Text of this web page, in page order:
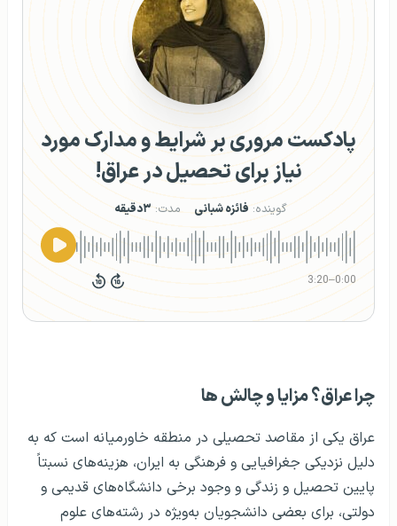
پادکست مروری بر شرایط و مدارک مورد
نیاز برای تحصیل در عراق!
گوینده: فائزه شبانی مدت: ۳دقیقه
0:00
–
3:20
چرا عراق؟ مزایا و چالش‌ ها
عراق یکی از مقاصد تحصیلی در منطقه خاورمیانه است که به
دلیل نزدیکی جغرافیایی و فرهنگی به ایران، هزینه‌های نسبتاً
پایین‌ تحصیل و زندگی و وجود برخی دانشگاه‌های قدیمی و
دولتی، برای بعضی دانشجویان به‌ویژه در رشته‌های علوم